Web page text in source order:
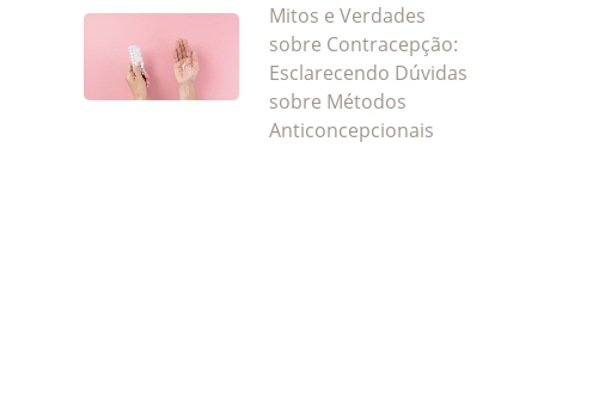
Mitos e Verdades
sobre Contracepção:
Esclarecendo Dúvidas
sobre Métodos
Anticoncepcionais